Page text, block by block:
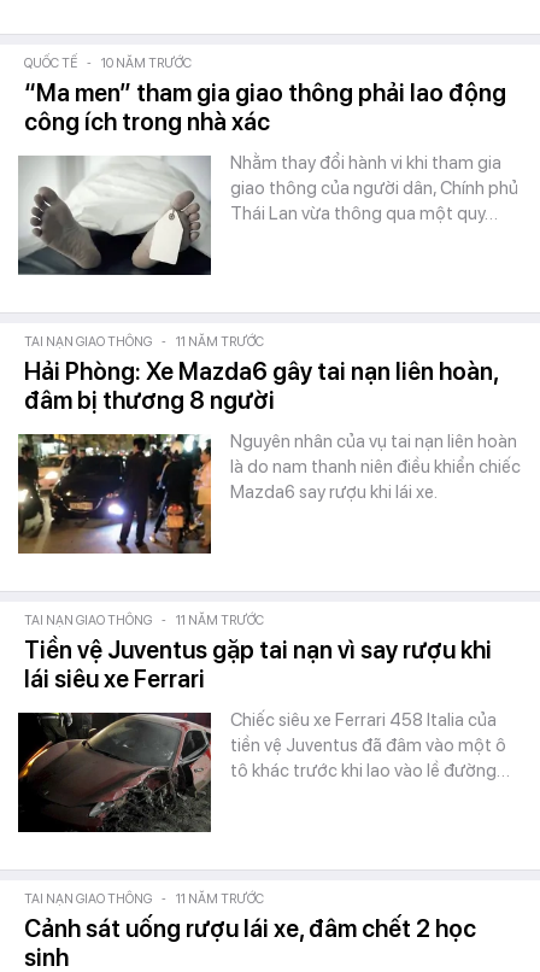
QUỐC TẾ - 10 NĂM TRƯỚC
“Ma men” tham gia giao thông phải lao động
công ích trong nhà xác
Nhằm thay đổi hành vi khi tham gia
giao thông của người dân, Chính phủ
Thái Lan vừa thông qua một quy…
TAI NẠN GIAO THÔNG - 11 NĂM TRƯỚC
Hải Phòng: Xe Mazda6 gây tai nạn liên hoàn,
đâm bị thương 8 người
Nguyên nhân của vụ tai nạn liên hoàn
là do nam thanh niên điều khiển chiếc
Mazda6 say rượu khi lái xe.
TAI NẠN GIAO THÔNG - 11 NĂM TRƯỚC
Tiền vệ Juventus gặp tai nạn vì say rượu khi
lái siêu xe Ferrari
Chiếc siêu xe Ferrari 458 Italia của
tiền vệ Juventus đã đâm vào một ô
tô khác trước khi lao vào lề đường…
TAI NẠN GIAO THÔNG - 11 NĂM TRƯỚC
Cảnh sát uống rượu lái xe, đâm chết 2 học
sinh